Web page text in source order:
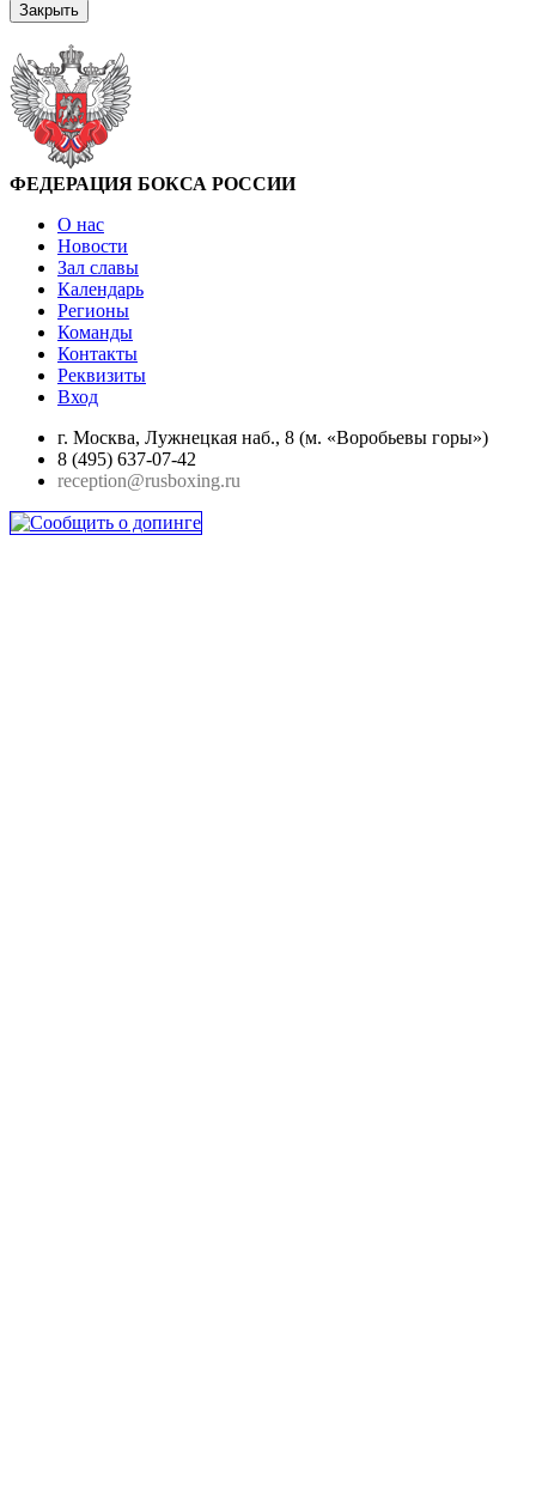
Закрыть
ФЕДЕРАЦИЯ БОКСА РОССИИ
О нас
Новости
Зал славы
Календарь
Регионы
Команды
Контакты
Реквизиты
Вход
г. Москва, Лужнецкая наб., 8 (м. «Воробьевы горы»)
8 (495) 637-07-42
reception@rusboxing.ru